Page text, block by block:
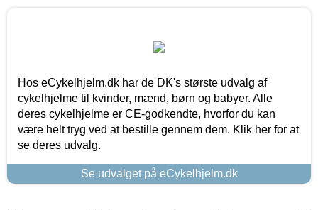
Hos eCykelhjelm.dk har de DK's største udvalg af
cykelhjelme til kvinder, mænd, børn og babyer. Alle
deres cykelhjelme er CE-godkendte, hvorfor du kan
være helt tryg ved at bestille gennem dem. Klik her for at
se deres udvalg.
Se udvalget på eCykelhjelm.dk